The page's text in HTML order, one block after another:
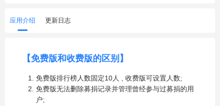
应用介绍 更新日志
【免费版和收费版的区别】
免费版排行榜人数固定10人 , 收费版可设置人数;
免费版无法删除募捐记录并管理曾经参与过募捐的用
户;